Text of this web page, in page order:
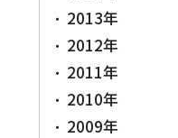
2013年
2012年
2011年
2010年
2009年